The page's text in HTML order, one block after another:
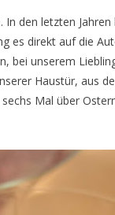
den letzten
es direkt auf die
bei unserem
Haustür, aus
Mal über